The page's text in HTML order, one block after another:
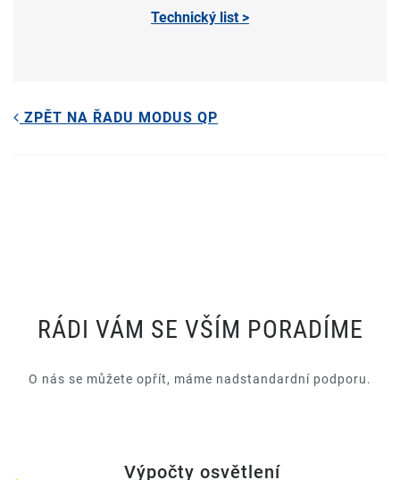
Technický list >
ZPĚT NA ŘADU MODUS QP
RÁDI VÁM SE VŠÍM PORADÍME
O nás se můžete opřít, máme nadstandardní podporu.
Výpočty osvětlení